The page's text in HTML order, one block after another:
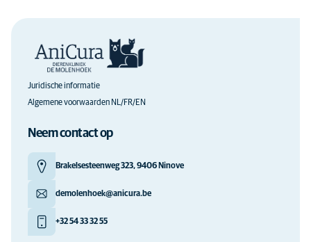
Juridische informatie
Algemene voorwaarden NL/FR/EN
Neem contact op
Brakelsesteenweg 323, 9406 Ninove
demolenhoek@anicura.be
+32 54 33 32 55